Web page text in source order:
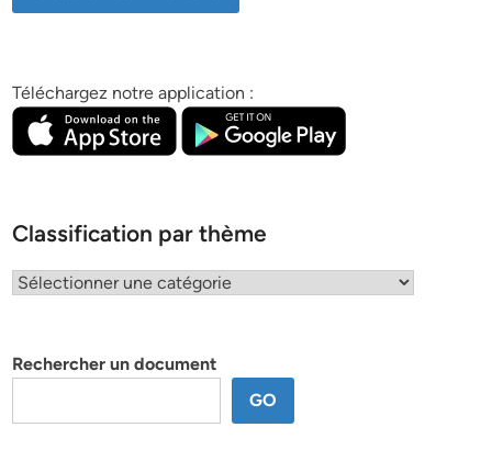
Téléchargez notre application :
Classification par thème
Classification
Rechercher un document
GO